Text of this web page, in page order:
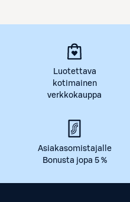
Luotettava
kotimainen
verkkokauppa
Asiakasomistajalle
Bonusta jopa 5 %